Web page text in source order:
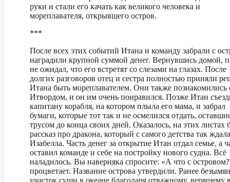
руки и стали его качать как великого человека и
мореплавателя, открывшего остров.
***
После всех этих событий Итана и команду забрали с
наградили крупной суммой денег. Вернувшись домой,
не ожидал, что его встретят со слезами на глазах. После
долгих разговоров отец и сестра полностью приняли
Итана быть мореплавателем. Они также познакомились
Итвордом, и он им очень понравился. Позже Итан
капитану корабля, на котором плыла его мама, и забрал
бумаги, которые тот так и не осмелился отдать,
трусом до конца своих дней. Оказалось, на этих листах
рассказ про дракона, который с самого детства так ждала
Изабелла. Часть денег за открытие Итан отдал семье, а
оставил команде и себе на постройку нового судна. Всё
наладилось. Вы наверняка спросите: «А что с
процветает. Название острова утвердили. Ранее
участок суши в океане благодаря отважному, верящему